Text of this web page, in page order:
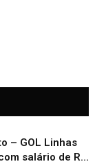
– GOL Linhas
salário de R$